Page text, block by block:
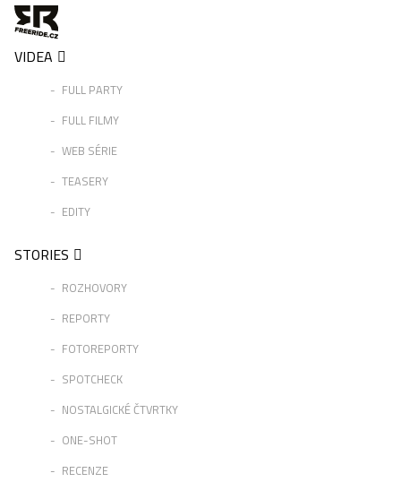
VIDEA
FULL PARTY
FULL FILMY
WEB SÉRIE
TEASERY
EDITY
STORIES
ROZHOVORY
REPORTY
FOTOREPORTY
SPOTCHECK
NOSTALGICKÉ ČTVRTKY
ONE-SHOT
RECENZE